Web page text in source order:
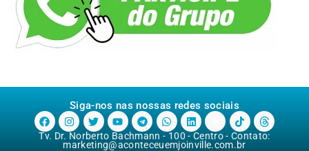
Siga-nos nas nossas redes sociais
Tv. Dr. Norberto Bachmann - 100 - Centro - Contato:
marketing@aconteceuemjoinville.com.br